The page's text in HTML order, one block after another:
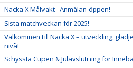
Nacka X Målvakt - Anmälan öppen!
Sista matchveckan för 2025!
Välkommen till Nacka X – utveckling,
nivå!
Schyssta Cupen & Julavslutning för